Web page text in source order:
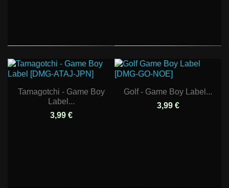
Tamagotchi - Game Boy
Label...
3,99 €
Golf - Game Boy Label...
3,99 €